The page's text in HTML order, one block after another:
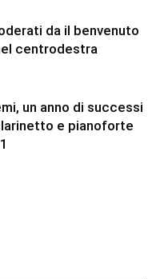
da il benvenuto
centrodestra
un anno di successi
e pianoforte